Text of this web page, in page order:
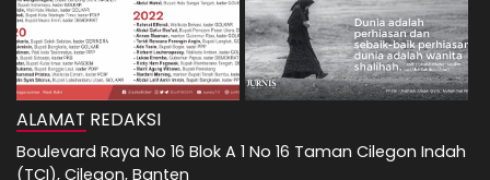
ALAMAT REDAKSI
Boulevard Raya No 16 Blok A 1 No 16 Taman Cilegon Indah
(TCI), Cilegon, Banten